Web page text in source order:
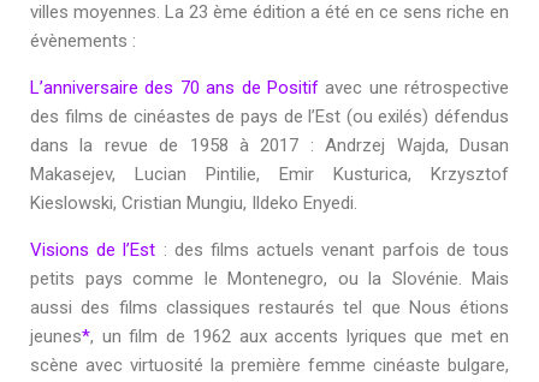
villes moyennes. La 23 ème édition a été en ce sens riche en
évènements :
L’anniversaire des 70 ans de Positifavec une rétrospective
des films de cinéastes de pays de l’Est (ou exilés) défendus
dans la revue de 1958 à 2017 : Andrzej Wajda, Dusan
Makasejev, Lucian Pintilie, Emir Kusturica, Krzysztof
Kieslowski, Cristian Mungiu, Ildeko Enyedi.
Visions de l’Est : des films actuels venant parfois de tous
petits pays comme le Montenegro, ou la Slovénie. Mais
aussi des films classiques restaurés tel que Nous étions
jeunes*, un film de 1962 aux accents lyriques que met en
scène avec virtuosité la première femme cinéaste bulgare,